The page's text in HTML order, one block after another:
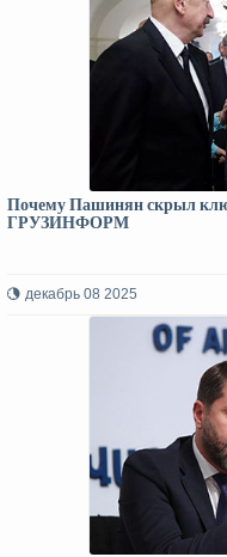
Почему Пашинян скрыл
ГРУЗИНФОРМ
декабрь 08 2025